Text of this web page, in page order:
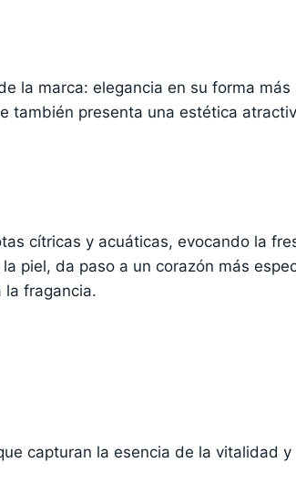
la marca: elegancia en su forma
también presenta una estética
cítricas y acuáticas, evocando la
piel, da paso a un corazón más
fragancia.
capturan la esencia de la vitalidad